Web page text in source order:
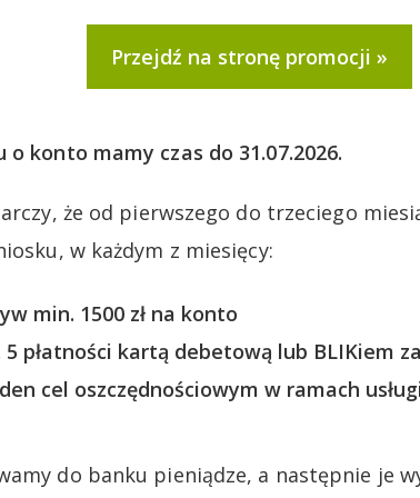
Przejdź na stronę promocji
o konto mamy czas do 31.07.2026.
że od pierwszego do trzeciego
w każdym z miesięcy:
min. 1500 zł na konto
płatności kartą debetową lub BLIKiem
cel oszczędnościowym w ramach
do banku pieniądze, a następnie je